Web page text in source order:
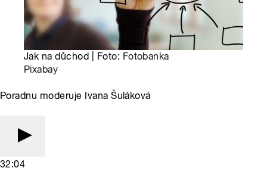
Jak na důchod | Foto: Fotobanka
Pixabay
Poradnu moderuje Ivana Šuláková
32:04